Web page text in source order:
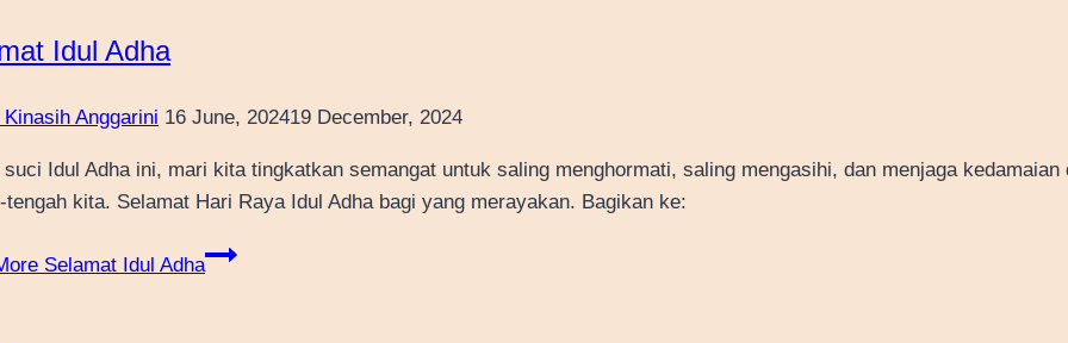
Idul Adha
Anggarini 16 June, 202419 December, 2024
Idul Adha ini, mari kita tingkatkan semangat untuk saling menghormati, saling mengasihi, dan menjaga kedamaian
tengah kita. Selamat Hari Raya Idul Adha bagi yang merayakan. Bagikan ke:
Selamat Idul Adha